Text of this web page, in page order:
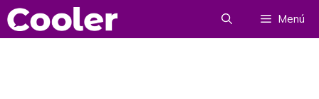
Saltar
al
Menú